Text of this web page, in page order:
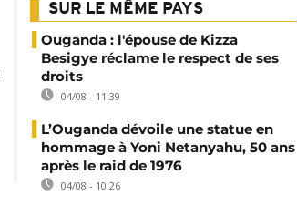
SUR LE MÊME PAYS
Ouganda : l'épouse de Kizza
Besigye réclame le respect de ses
droits
04/08 - 11:39
L’Ouganda dévoile une statue en
hommage à Yoni Netanyahu, 50 ans
après le raid de 1976
04/08 - 10:26